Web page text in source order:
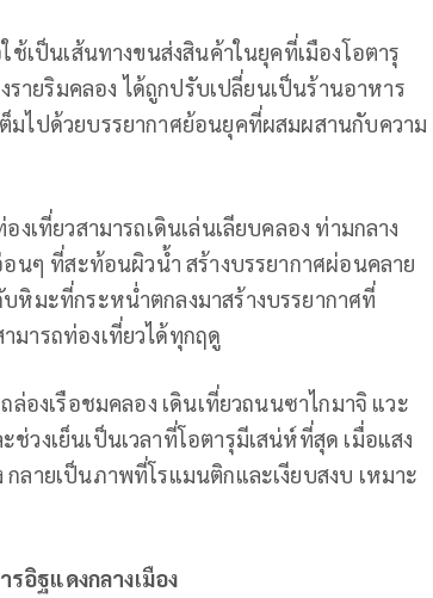
เป็นเส้นทางขนส่งสินค้าในยุคที่เมืองโอตารุ
รายริมคลอง ได้ถูกปรับเปลี่ยนเป็นร้านอาหาร
ไปด้วยบรรยากาศย้อนยุคที่ผสมผสานกับความ
เที่ยวสามารถเดินเล่นเลียบคลอง ท่ามกลาง
นๆ ที่สะท้อนผิวน้ำ สร้างบรรยากาศผ่อนคลาย
หิมะที่กระหน่ำตกลงมาสร้างบรรยากาศที่
มารถท่องเที่ยวได้ทุกฤดู
องเรือชมคลอง เดินเที่ยวถนนซาไกมาจิ แวะ
งเย็นเป็นเวลาที่โอตารุมีเสน่ห์ที่สุด เมื่อแสง
ลายเป็นภาพที่โรแมนติกและเงียบสงบ เหมาะ
อิฐแดงกลางเมือง